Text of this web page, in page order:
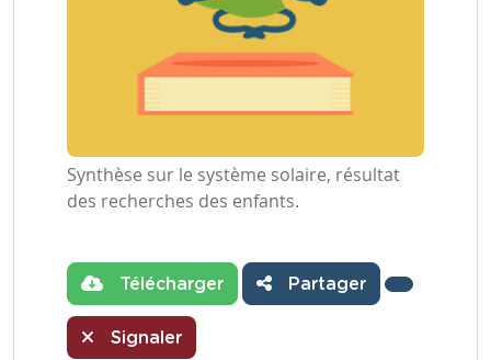
Synthèse sur le système solaire, résultat
des recherches des enfants.
Télécharger Partager
Signaler